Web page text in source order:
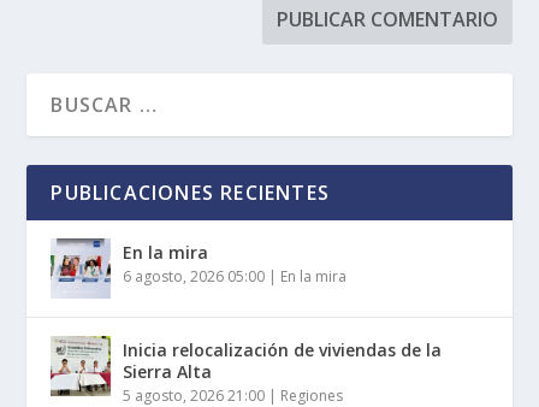
PUBLICACIONES RECIENTES
En la mira
6 agosto, 2026 05:00 | En la mira
Inicia relocalización de viviendas de la
Sierra Alta
5 agosto, 2026 21:00 | Regiones